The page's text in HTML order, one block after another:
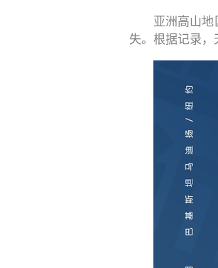
亚洲高山
失。根据记录，